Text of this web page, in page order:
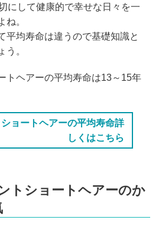
にして健康的で幸せな日々を一
ね。
平均寿命は違うので基礎知識と
う。
トヘアーの平均寿命は13～15年
ョートヘアーの平均寿命詳
しくはこちら
トショートヘアーのか